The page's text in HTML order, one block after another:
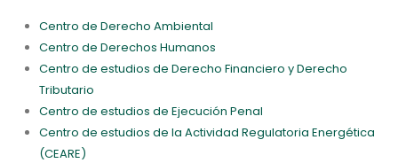
Centro de Derecho Ambiental
Centro de Derechos Humanos
Centro de estudios de Derecho Financiero y Derecho
Tributario
Centro de estudios de Ejecución Penal
Centro de estudios de la Actividad Regulatoria Energética
(CEARE)